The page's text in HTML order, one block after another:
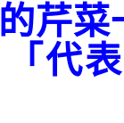
芹菜
代